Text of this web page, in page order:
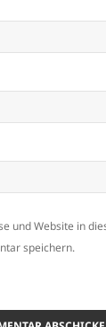
und Website in
speichern.